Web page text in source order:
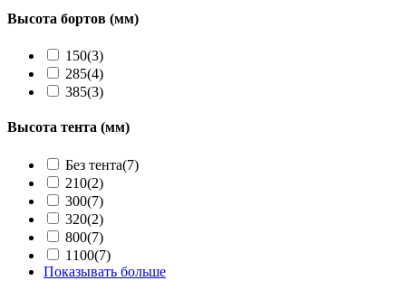
Высота бортов (мм)
150(3)
285(4)
385(3)
Высота тента (мм)
Без тента(7)
210(2)
300(7)
320(2)
800(7)
1100(7)
Показывать больше